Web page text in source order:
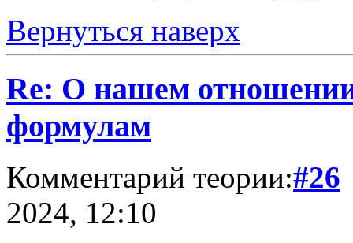
Вернуться наверх
Re: О нашем
формулам
Комментарий теории:#26
2024, 12:10